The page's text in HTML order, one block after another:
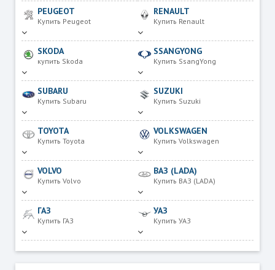
PEUGEOT
Купить Peugeot
RENAULT
Купить Renault
SKODA
купить Skoda
SSANGYONG
Купить SsangYong
SUBARU
Купить Subaru
SUZUKI
Купить Suzuki
TOYOTA
Купить Toyota
VOLKSWAGEN
Купить Volkswagen
VOLVO
Купить Volvo
ВАЗ (LADA)
Купить ВАЗ (LADA)
ГАЗ
Купить ГАЗ
УАЗ
Купить УАЗ